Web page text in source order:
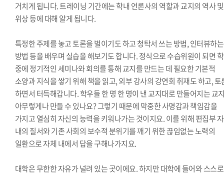
거치게 됩니다. 트레이닝 기간에는 학내 언론사의 역할과 교지의 역사 및
위상 등에 대해 알게 됩니다.
특정한 주제를 놓고 토론을 벌이기도 하고 청탁서 쓰는 방법, 인터뷰하는
방법 등을 배우며 실습을 해보기도 합니다. 정식으로 수습위원이 되면
중에 정기적인 세미나와 회의를 통해 교지를 만드는 데 필요한 기본적
소양과 지식을 쌓기 위해 책을 읽고, 외부 강사의 강연회 취재도 하고, 토
하면서 터득해갑니다. 학우들 한 명 한 명이 낸 교지대로 만들어지는 교
아무렇게나 만들 수 있나요? 그렇기 때문에 막중한 사명감과 책임감을
가지고 열심히 자신의 능력을 키워나가는 것이지요. 이를 위해 편집부
내의 질서와 기존 사회의 보수적 분위기를 깨기 위한 끊임없는 노력의
일환으로 자체 내에서 답을 구해나가지요.
대학은 무한한 자유가 널려 있는 곳이에요. 하지만 대학에 들어와 스스로